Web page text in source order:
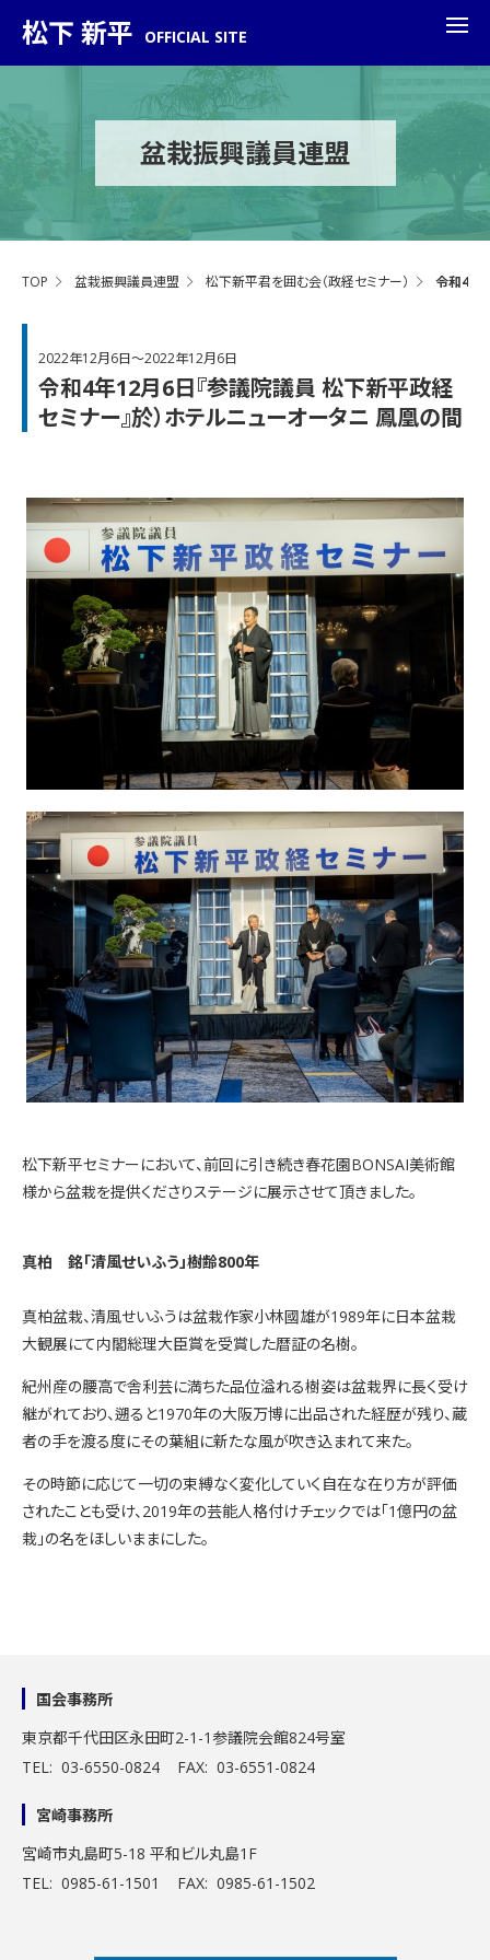
松下 新平 OFFICIAL SITE
盆栽振興議員連盟
TOP 盆栽振興議員連盟 松下新平君を囲む会（政経セミナー） 令和4年
2022年12月6日～2022年12月6日
令和4年12月6日『参議院議員 松下新平政経
セミナー』於）ホテルニューオータニ 鳳凰の間
松下新平セミナーにおいて、前回に引き続き春花園BONSAI美術館
様から盆栽を提供くださりステージに展示させて頂きました。
真柏 銘「清風せいふう」樹齢800年
真柏盆栽、清風せいふうは盆栽作家小林國雄が1989年に日本盆栽
大観展にて内閣総理大臣賞を受賞した暦証の名樹。
紀州産の腰高で舎利芸に満ちた品位溢れる樹姿は盆栽界に長く受け
継がれており、遡ると1970年の大阪万博に出品された経歴が残り、蔵
者の手を渡る度にその葉組に新たな風が吹き込まれて来た。
その時節に応じて一切の束縛なく変化していく自在な在り方が評価
されたことも受け、2019年の芸能人格付けチェックでは「1億円の盆
栽」の名をほしいままにした。
国会事務所
東京都千代田区永田町2-1-1参議院会館824号室
TEL: 03-6550-0824 FAX: 03-6551-0824
宮崎事務所
宮崎市丸島町5-18 平和ビル丸島1F
TEL: 0985-61-1501 FAX: 0985-61-1502